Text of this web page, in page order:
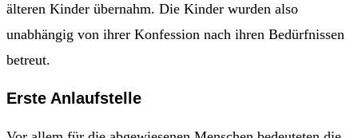
älteren Kinder übernahm. Die Kinder wurden also
unabhängig von ihrer Konfession nach ihren Bedürfnissen
betreut.
Erste Anlaufstelle